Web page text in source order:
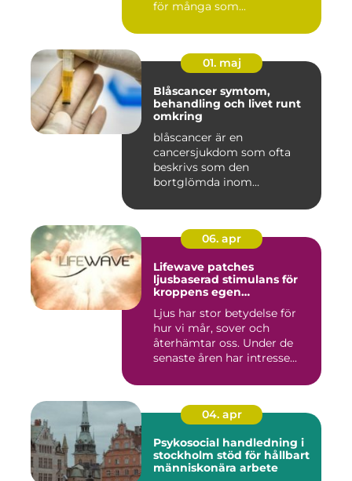
för många som...
01. maj
Blåscancer symtom,
behandling och livet runt
omkring
blåscancer är en
cancersjukdom som ofta
beskrivs som den
bortglömda inom
06. apr
Lifewave patches
ljusbaserad stimulans för
kroppens egen
Ljus har stor betydelse för
hur vi mår, sover och
återhämtar oss. Under de
senaste åren har intresse...
04. apr
Psykosocial handledning i
stockholm stöd för hållbart
människonära arbete